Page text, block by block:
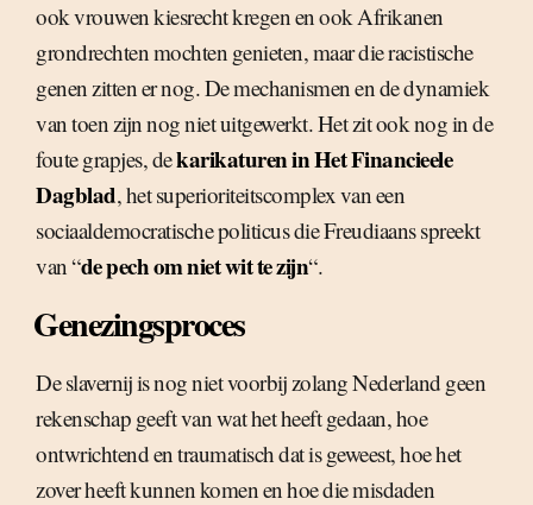
ook vrouwen kiesrecht kregen en ook Afrikanen
grondrechten mochten genieten, maar die racistische
genen zitten er nog. De mechanismen en de dynamiek
van toen zijn nog niet uitgewerkt. Het zit ook nog in de
foute grapjes, dekarikaturen in Het Financieele
Dagblad, het superioriteitscomplex van een
sociaaldemocratische politicus die Freudiaans spreekt
van “de pech om niet wit te zijn“.
Genezingsproces
De slavernij is nog niet voorbij zolang Nederland geen
rekenschap geeft van wat het heeft gedaan, hoe
ontwrichtend en traumatisch dat is geweest, hoe het
zover heeft kunnen komen en hoe die misdaden